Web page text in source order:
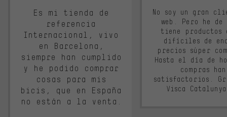
Es mi tienda de
referencia
Internacional, vivo
en Barcelona,
siempre han cumplido
y he podido comprar
cosas para mis
bicis, que en España
no están a la venta.
No soy un gran
web. Pero he
tiene productos
difíciles de
precios súper
Hasta el día de
compras
satisfactorios.
Visca